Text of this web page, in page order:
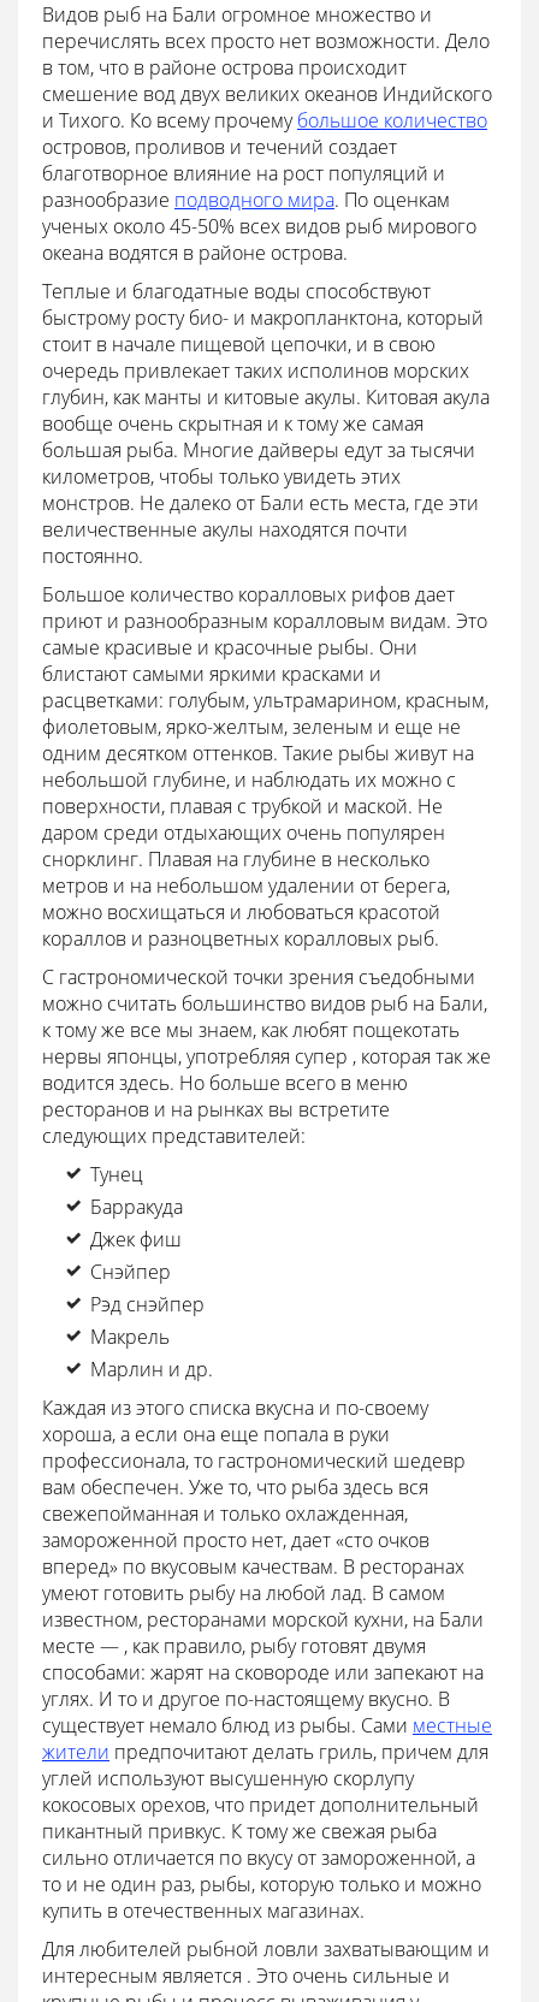
Видов рыб на Бали огромное множество и
перечислять всех просто нет возможности. Дело
в том, что в районе острова происходит
смешение вод двух великих океанов Индийского
и Тихого. Ко всему прочемубольшое количество
островов, проливов и течений создает
благотворное влияние на рост популяций и
разнообразие подводного мира. По оценкам
ученых около 45-50% всех видов рыб мирового
океана водятся в районе острова.
Теплые и благодатные воды способствуют
быстрому росту био- и макропланктона, который
стоит в начале пищевой цепочки, и в свою
очередь привлекает таких исполинов морских
глубин, как манты и китовые акулы. Китовая акула
вообще очень скрытная и к тому же самая
большая рыба. Многие дайверы едут за тысячи
километров, чтобы только увидеть этих
монстров. Не далеко от Бали есть места, где эти
величественные акулы находятся почти
постоянно.
Большое количество коралловых рифов дает
приют и разнообразным коралловым видам. Это
самые красивые и красочные рыбы. Они
блистают самыми яркими красками и
расцветками: голубым, ультрамарином, красным,
фиолетовым, ярко-желтым, зеленым и еще не
одним десятком оттенков. Такие рыбы живут на
небольшой глубине, и наблюдать их можно с
поверхности, плавая с трубкой и маской. Не
даром среди отдыхающих очень популярен
снорклинг. Плавая на глубине в несколько
метров и на небольшом удалении от берега,
можно восхищаться и любоваться красотой
кораллов и разноцветных коралловых рыб.
С гастрономической точки зрения съедобными
можно считать большинство видов рыб на Бали,
к тому же все мы знаем, как любят пощекотать
нервы японцы, употребляя супер , которая так же
водится здесь. Но больше всего в меню
ресторанов и на рынках вы встретите
следующих представителей:
Тунец
Барракуда
Джек фиш
Снэйпер
Рэд снэйпер
Макрель
Марлин и др.
Каждая из этого списка вкусна и по-своему
хороша, а если она еще попала в руки
профессионала, то гастрономический шедевр
вам обеспечен. Уже то, что рыба здесь вся
свежепойманная и только охлажденная,
замороженной просто нет, дает «сто очков
вперед» по вкусовым качествам. В ресторанах
умеют готовить рыбу на любой лад. В самом
известном, ресторанами морской кухни, на Бали
месте — , как правило, рыбу готовят двумя
способами: жарят на сковороде или запекают на
углях. И то и другое по-настоящему вкусно. В
существует немало блюд из рыбы. Сами местные
жители предпочитают делать гриль, причем для
углей используют высушенную скорлупу
кокосовых орехов, что придет дополнительный
пикантный привкус. К тому же свежая рыба
сильно отличается по вкусу от замороженной, а
то и не один раз, рыбы, которую только и можно
купить в отечественных магазинах.
Для любителей рыбной ловли захватывающим и
интересным является . Это очень сильные и